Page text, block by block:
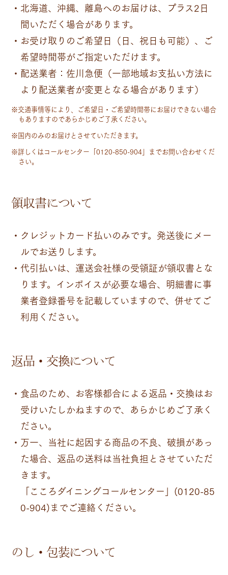
北海道、沖縄、離島へのお届けは、プラス2日
間いただく場合があります。
お受け取りのご希望日（日、祝日も可能）、ご
希望時間帯がご指定いただけます。
配送業者：佐川急便（一部地域お支払い方法に
より配送業者が変更となる場合があります）
※交通事情等により、ご希望日・ご希望時間帯にお届けできない場合
もありますのであらかじめご了承ください。
※国内のみのお届けとさせていただきます。
※詳しくはコールセンター「0120-850-904」までお問い合わせくだ
さい。
領収書について
クレジットカード払いのみです。発送後にメー
ルでお送りします。
代引払いは、運送会社様の受領証が領収書とな
ります。インボイスが必要な場合、明細書に事
業者登録番号を記載していますので、併せてご
利用ください。
返品・交換について
食品のため、お客様都合による返品・交換はお
受けいたしかねますので、あらかじめご了承く
ださい。
万一、当社に起因する商品の不良、破損があっ
た場合、返品の送料は当社負担とさせていただ
きます。
「こころダイニングコールセンター」(0120-85
0-904)までご連絡ください。
のし・包装について